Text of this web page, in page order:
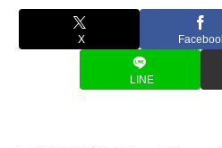
X
LINE